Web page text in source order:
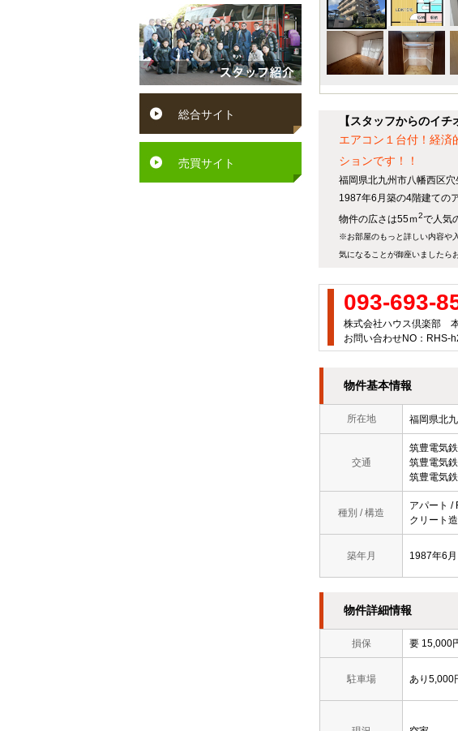
【スタッフからのイ
エアコン１台付！経
ションです！！
福岡県北九州市八幡西区
1987年6月築の4階建ての
物件の広さは55ｍ2で人気
※お部屋のもっと詳しい内容や
気になることが御座いましたら
093-693-
株式会社ハウス倶楽部
お問い合わせNO：RHS-
物件基本情報
所在地 福岡県北
交通
筑豊電気
筑豊電気
筑豊電気
種別 / 構造
アパート /
クリート
築年月 1987年6
物件詳細情報
損保 要 15,000
駐車場 あり5,000
チ
ン
ペ
ッ
ト
可
遠
賀
町
水
巻
芦
円
～
６
万
円
総合サイト
売買サイト